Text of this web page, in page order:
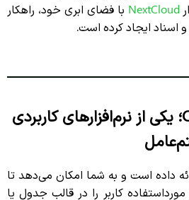
NextCloud با فضای ابری خود، راهکار
اسناد ایجاد کرده است.
3. نرم‌افزار OSQuery؛ یکی از نرم‌افزارهای کاربردی
داده است و به شما امکان می‌دهد تا
کاربر را در قالب جدول یا